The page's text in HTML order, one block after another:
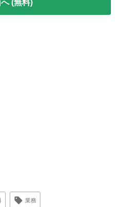
(無料)
業務